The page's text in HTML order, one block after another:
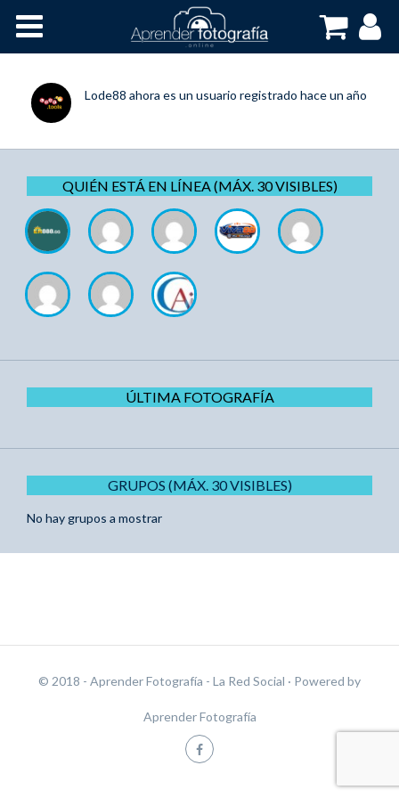
Cursos OnLine
Lode88 ahora es un usuario registrado hace un año
QUIÉN ESTÁ EN LÍNEA (MÁX. 30 VISIBLES)
ÚLTIMA FOTOGRAFÍA
GRUPOS (MÁX. 30 VISIBLES)
No hay grupos a mostrar
© 2018 - Aprender Fotografía - La Red Social · Powered by
Aprender Fotografía